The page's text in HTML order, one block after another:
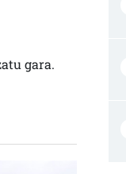
DE ROBLES SARRERAN
gara.